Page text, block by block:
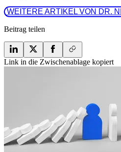
WEITERE ARTIKEL VON DR.
Beitrag teilen
Link in die Zwischenablage kopiert